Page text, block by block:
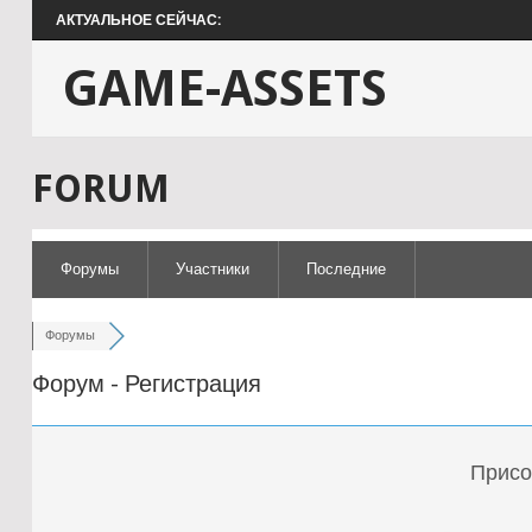
АКТУАЛЬНОЕ СЕЙЧАС:
GAME-ASSETS
FORUM
Форумы Участники Последние
Форумы
Форум - Регистрация